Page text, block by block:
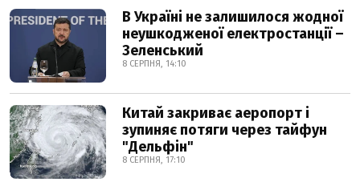
В Україні не залишилося жодної
неушкодженої електростанції –
Зеленський
8 СЕРПНЯ, 14:10
Китай закриває аеропорт і
зупиняє потяги через тайфун
"Дельфін"
8 СЕРПНЯ, 17:10